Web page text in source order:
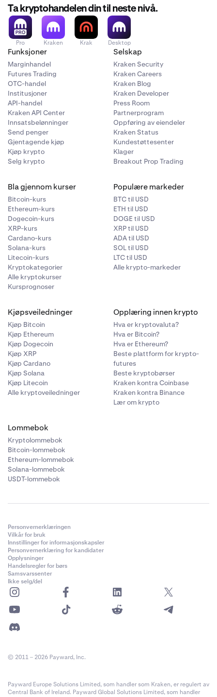
Ta kryptohandelen din til neste nivå.
Pro Kraken Krak Desktop
Funksjoner
Marginhandel
Futures Trading
OTC-handel
Institusjoner
API-handel
Kraken API Center
Innsatsbelønninger
Send penger
Gjentagende kjøp
Kjøp krypto
Selg krypto
Selskap
Kraken Security
Kraken Careers
Kraken Blog
Kraken Developer
Press Room
Partnerprogram
Oppføring av eiendeler
Kraken Status
Kundestøttesenter
Klager
Breakout Prop Trading
Bla gjennom kurser
Bitcoin-kurs
Ethereum-kurs
Dogecoin-kurs
XRP-kurs
Cardano-kurs
Solana-kurs
Litecoin-kurs
Kryptokategorier
Alle kryptokurser
Kursprognoser
Populære markeder
BTC til USD
ETH til USD
DOGE til USD
XRP til USD
ADA til USD
SOL til USD
LTC til USD
Alle krypto-markeder
Kjøpsveiledninger
Kjøp Bitcoin
Kjøp Ethereum
Kjøp Dogecoin
Kjøp XRP
Kjøp Cardano
Kjøp Solana
Kjøp Litecoin
Alle kryptoveiledninger
Opplæring innen krypto
Hva er kryptovaluta?
Hva er Bitcoin?
Hva er Ethereum?
Beste plattform for krypto-
futures
Beste kryptobørser
Kraken kontra Coinbase
Kraken kontra Binance
Lær om krypto
Lommebok
Kryptolommebok
Bitcoin-lommebok
Ethereum-lommebok
Solana-lommebok
USDT-lommebok
Personvernerklæringen
Vilkår for bruk
Innstillinger for informasjonskapsler
Personvernerklæring for kandidater
Opplysninger
Handelsregler for børs
Samsvarssenter
Ikke selg/del
© 2011 – 2026 Payward, Inc.
Payward Europe Solutions Limited, som handler som Kraken, er regulert av
Central Bank of Ireland. Payward Global Solutions Limited, som handler